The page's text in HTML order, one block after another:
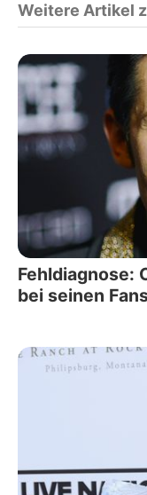
Weitere Artikel
Fehldiagnose:
bei seinen